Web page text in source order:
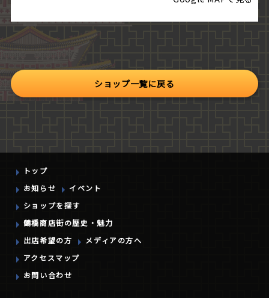
ショップ一覧に戻る
トップ
お知らせ
イベント
ショップを探す
鶴橋商店街の歴史・魅力
出店希望の方
メディアの方へ
アクセスマップ
お問い合わせ